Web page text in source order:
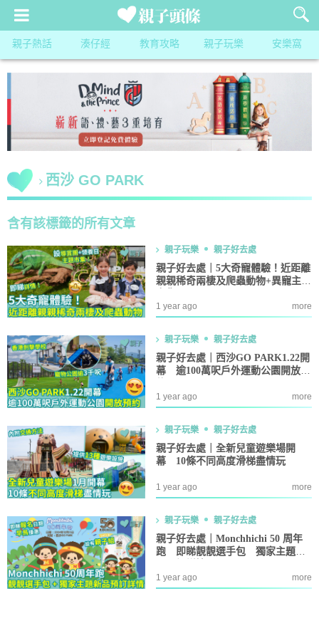
親子熱話 湊仔經 教育攻略 親子玩樂 安樂窩
西沙 GO PARK
含有該標籤的所有文章
親子玩樂 親子好去處
親子好去處｜5大奇寵體驗！近距離
親親稀奇兩棲及爬蟲動物+異寵主題
1 year ago more
親子玩樂 親子好去處
親子好去處｜西沙GO PARK1.22開
幕 逾100萬呎戶外運動公園開放預
1 year ago more
親子玩樂 親子好去處
親子好去處｜全新兒童遊樂場開
幕 10條不同高度滑梯盡情玩
1 year ago more
親子玩樂 親子好去處
親子好去處｜Monchhichi 50 周年
跑 即睇靚靚選手包 獨家主題新
1 year ago more